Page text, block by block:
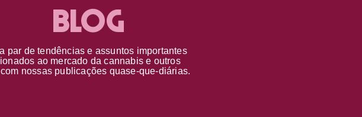
Blog
par detendências e assuntos importantes
ao mercado da cannabis e outros
com nossas publicações quase-que-diárias.